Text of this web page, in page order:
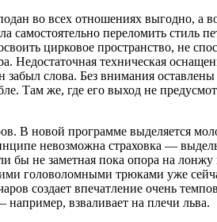
во всех отношениях выгодно, а
переломить стиль
цирковое пространство, не
Недостаточная техническая
забыл слова. Без внимания
Там же, где его выход не
В новой программе выделяется
невозможна страховка —
бы не заметная пока опора на
головоломными трюками уже
создает впечатление очень
взваливает на плечи льва.